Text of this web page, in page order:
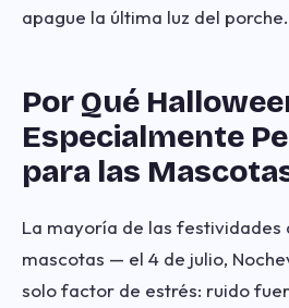
apague la última luz del porche.
Por Qué
Especialmente
para las
La mayoría de las festividades
mascotas — el 4 de julio,
solo factor de estrés: ruido